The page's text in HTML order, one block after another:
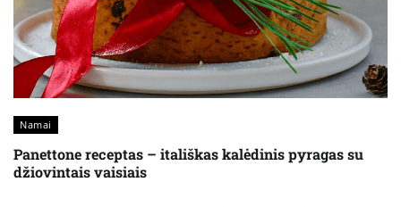
Namai
Panettone receptas – itališkas kalėdinis pyragas su
džiovintais vaisiais